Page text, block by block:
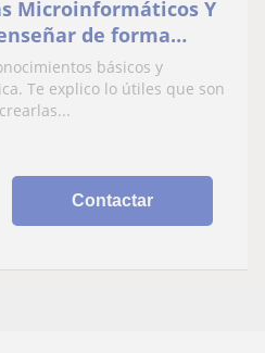
Microinformáticos Y
de forma
nivel básico
básicos y
Te explico lo útiles que son
Contactar